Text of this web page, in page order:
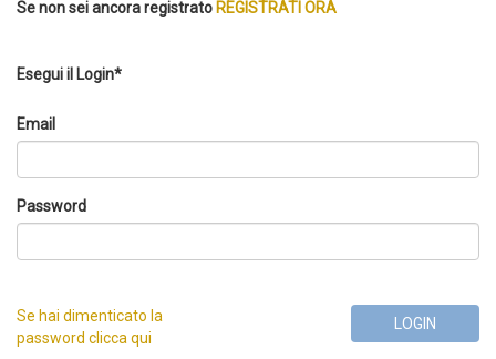
Se non sei ancora registrato REGISTRATI ORA
Esegui il Login*
Email
Password
Se hai dimenticato la
password clicca qui
LOGIN